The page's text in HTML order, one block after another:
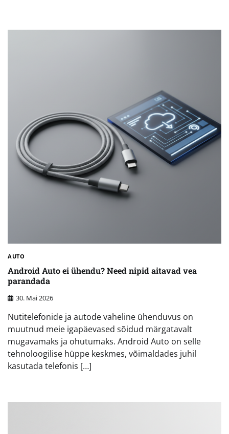
AUTO
Android Auto ei ühendu? Need nipid aitavad vea
parandada
30. Mai 2026
Nutitelefonide ja autode vaheline ühenduvus on
muutnud meie igapäevased sõidud märgatavalt
mugavamaks ja ohutumaks. Android Auto on selle
tehnoloogilise hüppe keskmes, võimaldades juhil
kasutada telefonis […]